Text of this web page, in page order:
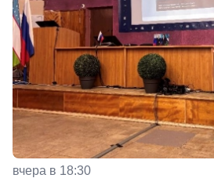
вчера в 18:30